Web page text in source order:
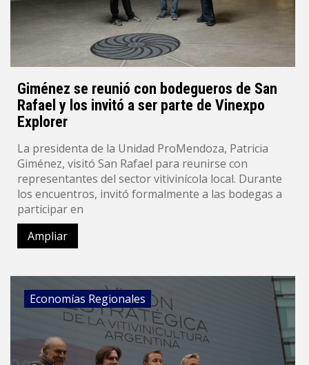
Giménez se reunió con bodegueros de San
Rafael y los invitó a ser parte de Vinexpo
Explorer
La presidenta de la Unidad ProMendoza, Patricia
Giménez, visitó San Rafael para reunirse con
representantes del sector vitivinícola local. Durante
los encuentros, invitó formalmente a las bodegas a
participar en
Ampliar
Economías Regionales